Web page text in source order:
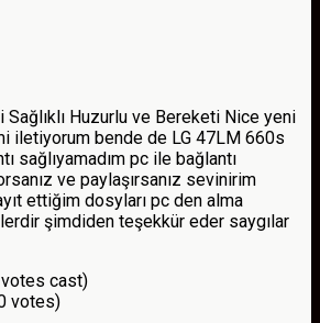
Sağlıklı Huzurlu ve Bereketi Nice yeni
iletiyorum bende de LG 47LM 660s
sağlıyamadım pc ile bağlantı
ve paylaşırsanız sevinirim
ettiğim dosyları pc den alma
şimdiden teşekkür eder saygılar
cast)
votes)